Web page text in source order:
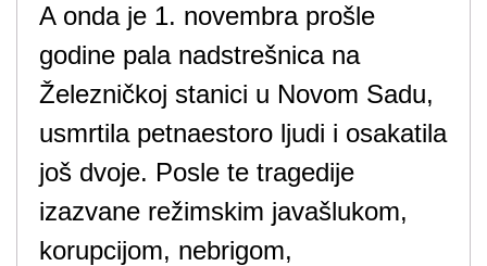
A onda je 1. novembra prošle
godine pala nadstrešnica na
Železničkoj stanici u Novom Sadu,
usmrtila petnaestoro ljudi i osakatila
još dvoje. Posle te tragedije
izazvane režimskim javašlukom,
korupcijom, nebrigom,